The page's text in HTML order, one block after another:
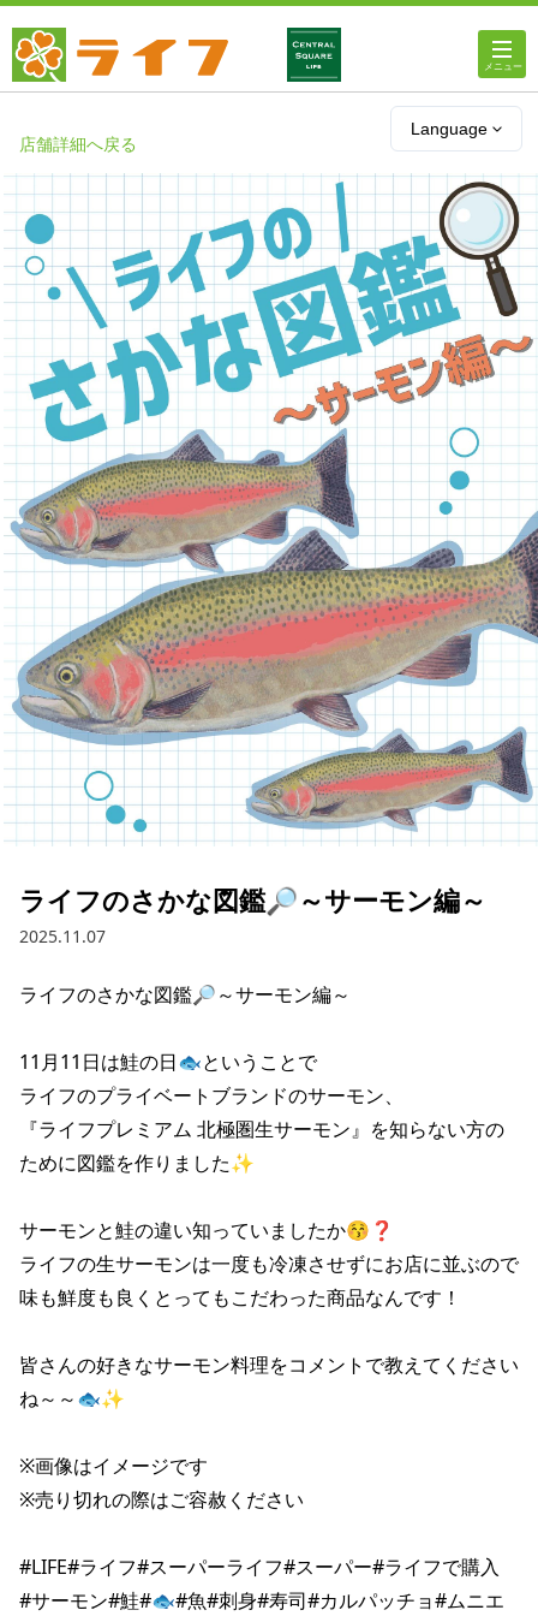
Language
店舗・チラシ情報
ライフのオンラインストア
ライフ ネットスーパー
企業情報
IR情報
採用情報
お問い合わせ
Contact us in English
店舗詳細へ戻る
ライフのさかな図鑑🔎～サーモン編～
2025.11.07
ライフのさかな図鑑🔎～サーモン編～
11月11日は鮭の日🐟ということで
ライフのプライベートブランドのサーモン、
『ライフプレミアム 北極圏生サーモン』を知らない方の
ために図鑑を作りました✨
サーモンと鮭の違い知っていましたか😚❓
ライフの生サーモンは一度も冷凍させずにお店に並ぶので
味も鮮度も良くとってもこだわった商品なんです！
皆さんの好きなサーモン料理をコメントで教えてください
ね～～🐟✨
※画像はイメージです
※売り切れの際はご容赦ください
#LIFE#ライフ#スーパーライフ#スーパー#ライフで購入
#サーモン#鮭#🐟#魚#刺身#寿司#カルパッチョ#ムニエ